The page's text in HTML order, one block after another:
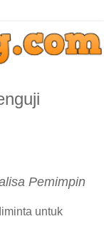
Pemimpin
untuk